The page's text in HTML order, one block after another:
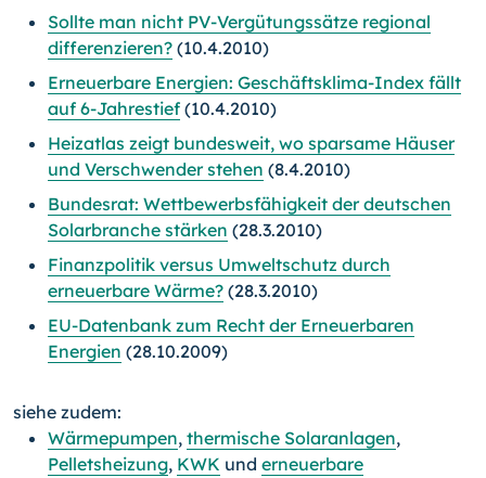
Sollte man nicht PV-Vergütungssätze regional
differenzieren? (10.4.2010)
Erneuerbare Energien: Geschäftsklima-Index fällt
auf 6-Jahrestief (10.4.2010)
Heizatlas zeigt bundesweit, wo sparsame Häuser
und Verschwender stehen (8.4.2010)
Bundesrat: Wettbewerbsfähigkeit der deutschen
Solarbranche stärken (28.3.2010)
Finanzpolitik versus Umweltschutz durch
erneuerbare Wärme? (28.3.2010)
EU-Datenbank zum Recht der Erneuerbaren
Energien (28.10.2009)
siehe zudem:
Wärmepumpen, thermische Solaranlagen,
Pelletsheizung, KWK und erneuerbare